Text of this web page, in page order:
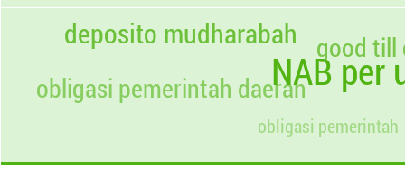
NAB per
deposito mudharabah
obligasi pemerintah
obligasi pemerintah daerah
good till